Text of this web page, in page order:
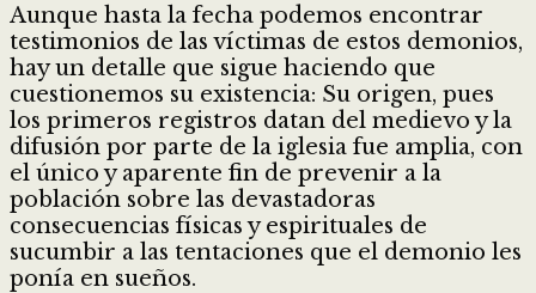
Aunque hasta la fecha podemos encontrar
testimonios de las víctimas de estos demonios,
hay un detalle que sigue haciendo que
cuestionemos su existencia: Su origen, pues
los primeros registros datan del medievo y la
difusión por parte de la iglesia fue amplia, con
el único y aparente fin de prevenir a la
población sobre las devastadoras
consecuencias físicas y espirituales de
sucumbir a las tentaciones que el demonio les
ponía en sueños.